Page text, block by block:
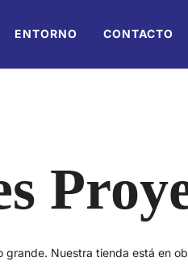
ENTORNO CONTACTO
grande. Nuestra tienda está en